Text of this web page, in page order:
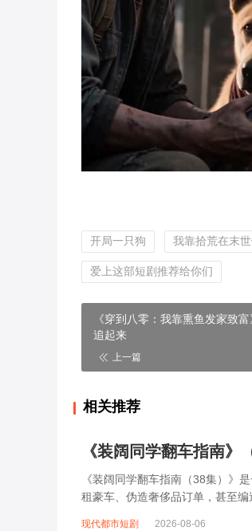
开局一只狗 我靠拾荒在末
爱上这部短剧推荐给你们
《穿到八零：我靠熏鱼发家致
追起来
上一篇
相关推荐
《装阔同学翻车指南
《装阔同学翻车指南（38集）》
租豪车、伪造奢侈品订单，甚至
现代都市短剧 2026-08-06